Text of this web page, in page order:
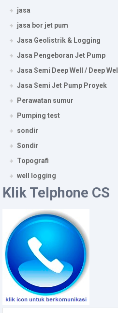
jasa
jasa bor jet pum
Jasa Geolistrik & Logging
Jasa Pengeboran Jet Pump
Jasa Semi Deep Well / Deep
Jasa Semi Jet Pump Proyek
Perawatan sumur
Pumping test
sondir
Sondir
Topografi
well logging
Klik Telphone CS